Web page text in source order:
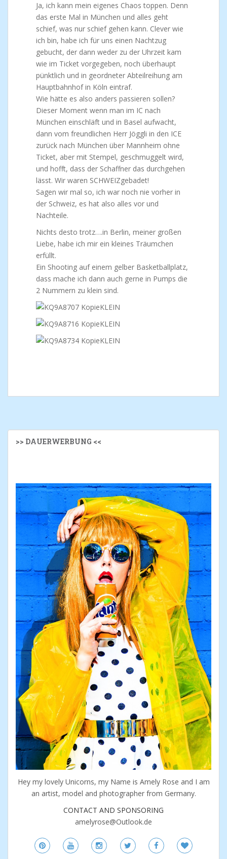
Ja, ich kann mein eigenes Chaos toppen. Denn
das erste Mal in München und alles geht
schief, was nur schief gehen kann. Clever wie
ich bin, habe ich für uns einen Nachtzug
gebucht, der dann weder zu der Uhrzeit kam
wie im Ticket vorgegeben, noch überhaupt
pünktlich und in geordneter Abteilreihung am
Hauptbahnhof in Köln eintraf.
Wie hätte es also anders passieren sollen?
Dieser Moment wenn man im IC nach
München einschläft und in Basel aufwacht,
dann vom freundlichen Herr Jöggli in den ICE
zurück nach München über Mannheim ohne
Ticket, aber mit Stempel, geschmuggelt wird,
und hofft, dass der Schaffner das durchgehen
lässt. Wir waren SCHWEIZgebadet!
Sagen wir mal so, ich war noch nie vorher in
der Schweiz, es hat also alles vor und
Nachteile.
Nichts desto trotz….in Berlin, meiner großen
Liebe, habe ich mir ein kleines Träumchen
erfüllt.
Ein Shooting auf einem gelber Basketballplatz,
dass mache ich dann auch gerne in Pumps die
2 Nummern zu klein sind.
>> DAUERWERBUNG <<
Hey my lovely Unicorns, my Name is Amely Rose and I am
an artist, model and photographer from Germany.
CONTACT AND SPONSORING
amelyrose@Outlook.de